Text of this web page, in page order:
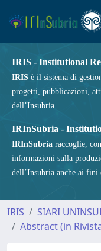
IRIS - Institutional
IRIS è il sistema di
progetti, pubblicazioni,
dell’Insubria.
IRInSubria -
IRInSubria raccoglie,
informazioni sulla
dell’Insubria anche ai fini
IRIS SIARI
Abstract (in